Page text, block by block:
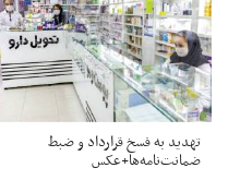
تهدید به فسخ قرارداد و ضبط
ضمانت‌نامه‌ها+عکس